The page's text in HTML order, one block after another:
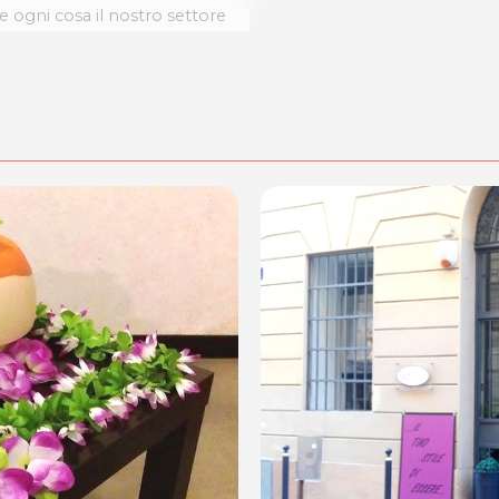
ogni cosa il nostro settore
anche a loro con una
divertirsi mentre vi
modalità di acquisto